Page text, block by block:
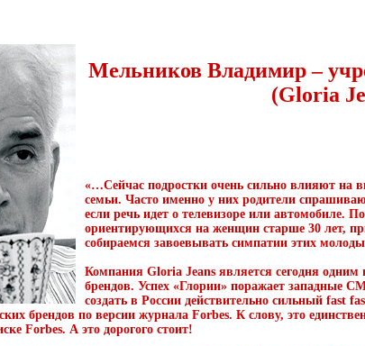
Мельников Владимир –
(Gloria
«…Сейчас подростки очень сильно влияют на
семьи. Часто именно у них родители
если речь идет о телевизоре или автомобиле.
ориентирующихся на женщин старше 30 лет,
собираемся завоевывать симпатии этих
Компания Gloria Jeans является сегодня
брендов. Успех «Глории» поражает западные
создать в России действительно сильный fast
брендов по версии журнала Forbes. К слову, это
Forbes. А это дорогого стоит!